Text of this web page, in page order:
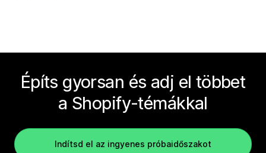
Építs gyorsan és adj el többet
a Shopify-témákkal
Indítsd el az ingyenes próbaidőszakot